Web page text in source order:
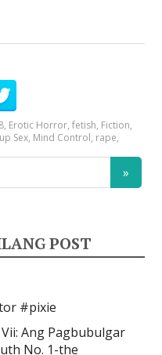
, Erotic Horror,fetish, Fiction,
Sex, Mind Control, rape,
POST
#pixie
Ang Pagbubulgar
No. 1-the